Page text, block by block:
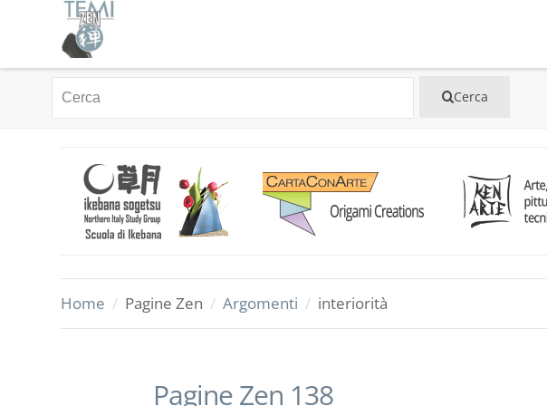
Home / Pagine Zen / Argomenti / interiorità
Pagine Zen 138